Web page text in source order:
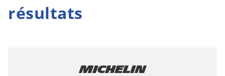
résultats
Michelin